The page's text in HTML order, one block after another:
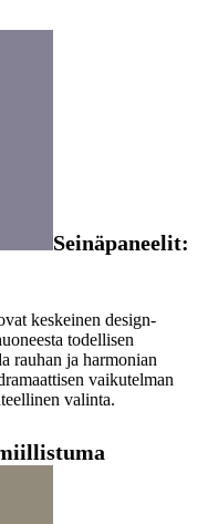
Seinäpaneelit:
keskeinen design-
todellisen
rauhan ja harmonian
vaikutelman
valinta.